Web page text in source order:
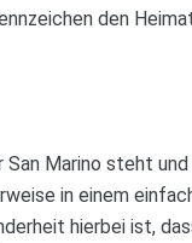
den
San Marino steht und
in einem
hierbei ist,